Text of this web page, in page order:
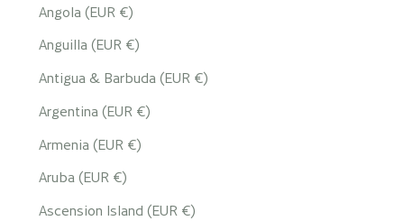
Angola (EUR €)
Anguilla (EUR €)
Antigua & Barbuda (EUR €)
Argentina (EUR €)
Armenia (EUR €)
Aruba (EUR €)
Ascension Island (EUR €)